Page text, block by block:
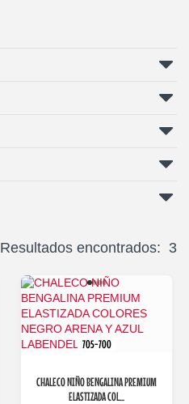
Resultados encontrados: 3
705-700
CHALECO NIÑO BENGALINA PREMIUM
ELASTIZADA COL...